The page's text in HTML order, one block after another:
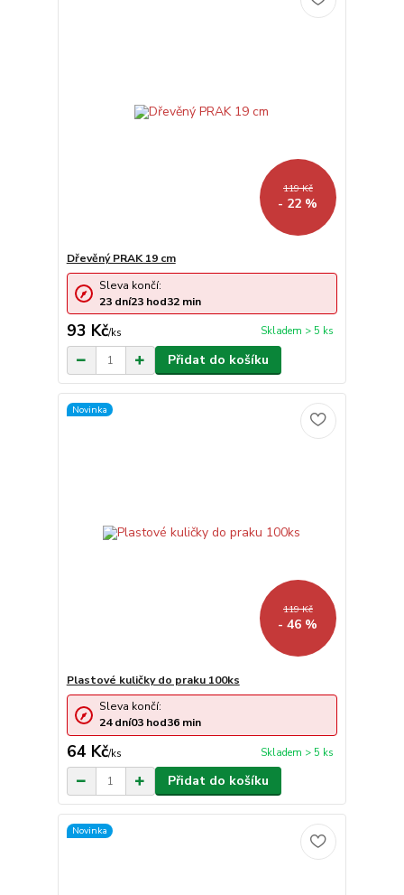
119 Kč
- 22 %
Dřevěný PRAK 19 cm
93 Kč/ks Skladem > 5 ks
Sleva končí:
23 dní23 hod32 min
Přidat do košíku
Novinka
119 Kč
- 46 %
Plastové kuličky do praku 100ks
64 Kč/ks Skladem > 5 ks
Sleva končí:
24 dní03 hod36 min
Přidat do košíku
Novinka